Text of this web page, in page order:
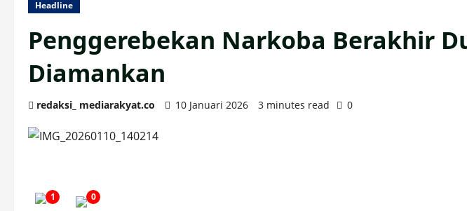
Headline
Penggerebekan Narkoba Berakhir
Diamankan
redaksi_ mediarakyat.co 10 Januari 2026 3 minutes read 0
1 0